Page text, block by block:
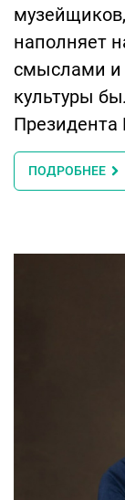
наполняет
смыслами и
культуры
Президента
ПОДРОБНЕЕ